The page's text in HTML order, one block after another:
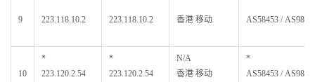
9 223.118.10.2 223.118.10.2 香港 移动 AS58453 / AS9808
10
*
223.120.2.54
*
223.120.2.54
N/A
香港 移动
*
AS58453 / AS9808